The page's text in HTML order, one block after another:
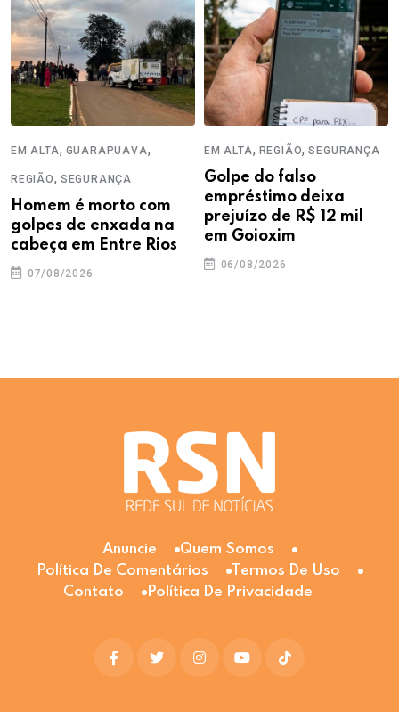
EM ALTA, GUARAPUAVA,
REGIÃO, SEGURANÇA
Homem é morto com
golpes de enxada na
cabeça em Entre Rios
07/08/2026
EM ALTA, REGIÃO,SEGURANÇA
Golpe do falso
empréstimo deixa
prejuízo de R$ 12 mil
em Goioxim
06/08/2026
Anuncie
Quem Somos
Política De Comentários
Termos De Uso
Contato
Política De Privacidade